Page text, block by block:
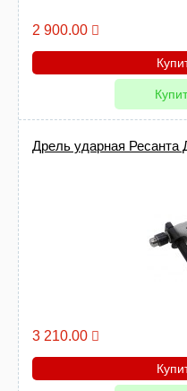
2 900.00
Дрель ударная Ресанта
3 210.00